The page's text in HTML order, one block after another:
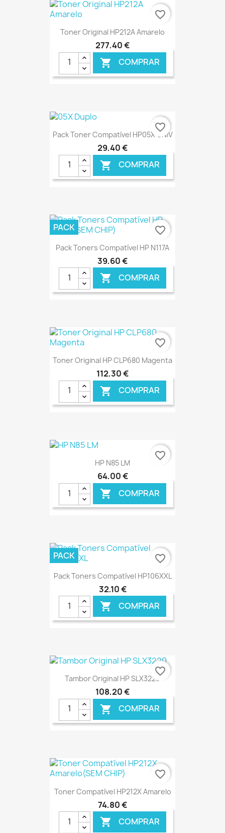
€ ONLINE
Toner Original HP212A Amarelo
277,40 €
 COMPRAR
favorite_border
Pack Toner Compatível HP05X UNIV
29,40 €
 COMPRAR
€ ONLINE
favorite_border
Pack Toners Compatível HP N117A
39,60 €
 COMPRAR
€ ONLINE
PACK favorite_border
Toner Original HP CLP680 Magenta
112,30 €
 COMPRAR
favorite_border
HP N85 LM
64,00 €
 COMPRAR
€ ONLINE
favorite_border
Pack Toners Compatível HP106XXL
32,10 €
 COMPRAR
€ ONLINE
PACK favorite_border
Tambor Original HP SLX3220
108,20 €
 COMPRAR
€ ONLINE
favorite_border
Toner Compatível HP212X Amarelo
74,80 €
 COMPRAR
favorite_border